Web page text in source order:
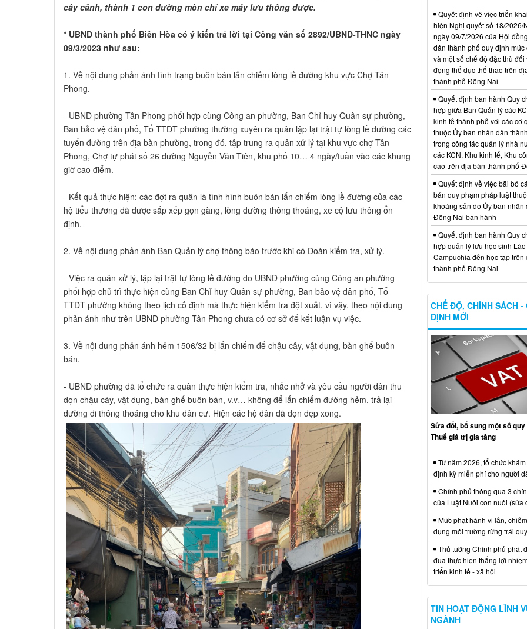
cây cảnh, thành 1 con đường mòn chỉ xe máy lưu thông được.
* UBND thành phố Biên Hòa có ý kiến trả lời tại Công văn số 2892/UBND-THNC ngày
09/3/2023 như sau:
1. Về nội dung phản ánh tình trạng buôn bán lấn chiếm lòng lề đường khu vực Chợ Tân
Phong.
- UBND phường Tân Phong phối hợp cùng Công an phường, Ban Chỉ huy Quân sự phường,
Ban bảo vệ dân phố, Tổ TTĐT phường thường xuyên ra quân lập lại trật tự lòng lề đường các
tuyến đường trên địa bàn phường, trong đó, tập trung ra quân xử lý tại khu vực chợ Tân
Phong, Chợ tự phát số 26 đường Nguyễn Văn Tiên, khu phố 10… 4 ngày/tuần vào các khung
giờ cao điểm.
- Kết quả thực hiện: các đợt ra quân là tình hình buôn bán lấn chiếm lòng lề đường của các
hộ tiểu thương đã được sắp xếp gọn gàng, lòng đường thông thoáng, xe cộ lưu thông ổn
định.
2. Về nội dung phản ánh Ban Quản lý chợ thông báo trước khi có Đoàn kiểm tra, xử lý.
- Việc ra quân xử lý, lập lại trật tự lòng lề đường do UBND phường cùng Công an phường
phối hợp chủ trì thực hiện cùng Ban Chỉ huy Quân sự phường, Ban bảo vệ dân phố, Tổ
TTĐT phường không theo lịch cố định mà thực hiện kiểm tra đột xuất, vì vậy, theo nội dung
phản ánh như trên UBND phường Tân Phong chưa có cơ sở để kết luận vụ việc.
3. Về nội dung phản ánh hẻm 1506/32 bị lấn chiếm để chậu cây, vật dụng, bàn ghế buôn
bán.
- UBND phường đã tổ chức ra quân thực hiện kiểm tra, nhắc nhở và yêu cầu người dân thu
dọn chậu cây, vật dụng, bàn ghế buôn bán, v.v… không để lấn chiếm đường hẻm, trả lại
đường đi thông thoáng cho khu dân cư. Hiện các hộ dân đã dọn dẹp xong.
Quyết định về việc triển
hiện Nghị quyết số 18/2026/
ngày 09/7/2026 của Hội
dân thành phố quy định mức
và một số chế độ đặc thù đối
động thể dục thể thao trên
thành phố Đồng Nai
Quyết định ban hành Quy
hợp giữa Ban Quản lý các
kinh tế thành phố với các cơ
thuộc Ủy ban nhân dân
trong công tác quản lý nhà
các KCN, Khu kinh tế, Khu
cao trên địa bàn thành phố
Quyết định về việc bãi bỏ
bản quy phạm pháp luật
khoáng sản do Ủy ban nhân
Đồng Nai ban hành
Quyết định ban hành Quy
hợp quản lý lưu học sinh Lào
Campuchia đến học tập trên
thành phố Đồng Nai
CHẾ ĐỘ, CHÍNH SÁCH -
ĐỊNH MỚI
Sửa đổi, bổ sung một số
Thuế giá trị gia tăng
Từ năm 2026, tổ chức
định kỳ miễn phí cho người
Chính phủ thông qua 3
của Luật Nuôi con nuôi (sửa
Mức phạt hành vi lấn,
dụng môi trường rừng trái
Thủ tướng Chính phủ phát
đua thực hiện thắng lợi
triển kinh tế - xã hội
TIN HOẠT ĐỘNG LĨNH
NGÀNH